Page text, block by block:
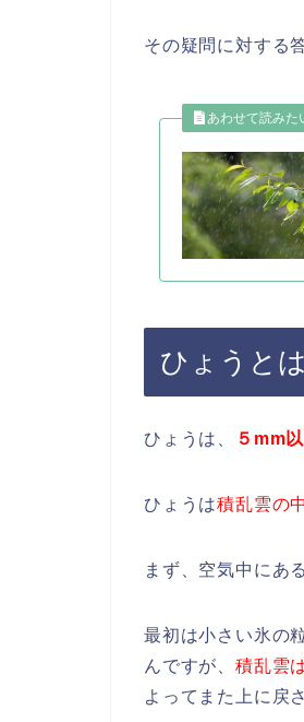
その疑問に対する
ひょうとは
ひょうは、 ５mm
ひょうは積乱雲の
まず、空気中にあ
最初は小さい氷の
んですが、 積乱雲
よってまた上に戻